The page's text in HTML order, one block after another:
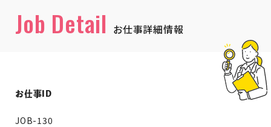
Job Detail お仕事詳細情報
お仕事ID
JOB-130